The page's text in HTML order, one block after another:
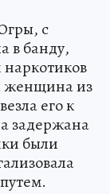
с
в банду,
женщина из
его к
задержана
были